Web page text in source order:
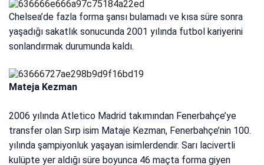
Chelsea’de fazla forma şansı bulamadı ve kısa süre sonra
yaşadığı sakatlık sonucunda 2001 yılında futbol kariyerini
sonlandırmak durumunda kaldı.
Mateja Kezman
2006 yılında Atletico Madrid takımından Fenerbahçe’ye
transfer olan Sırp isim Mataje Kezman, Fenerbahçe’nin 100.
yılında şampiyonluk yaşayan isimlerdendir. Sarı lacivertli
kulüpte yer aldığı süre boyunca 46 maçta forma giyen